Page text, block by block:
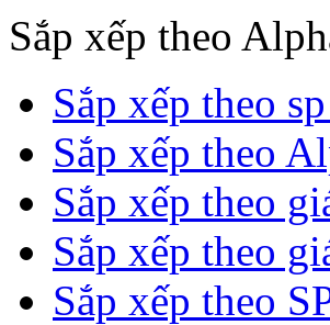
Sắp xếp theo
Sắp xếp theo
Sắp xếp theo
Sắp xếp theo
Sắp xếp theo
Sắp xếp theo